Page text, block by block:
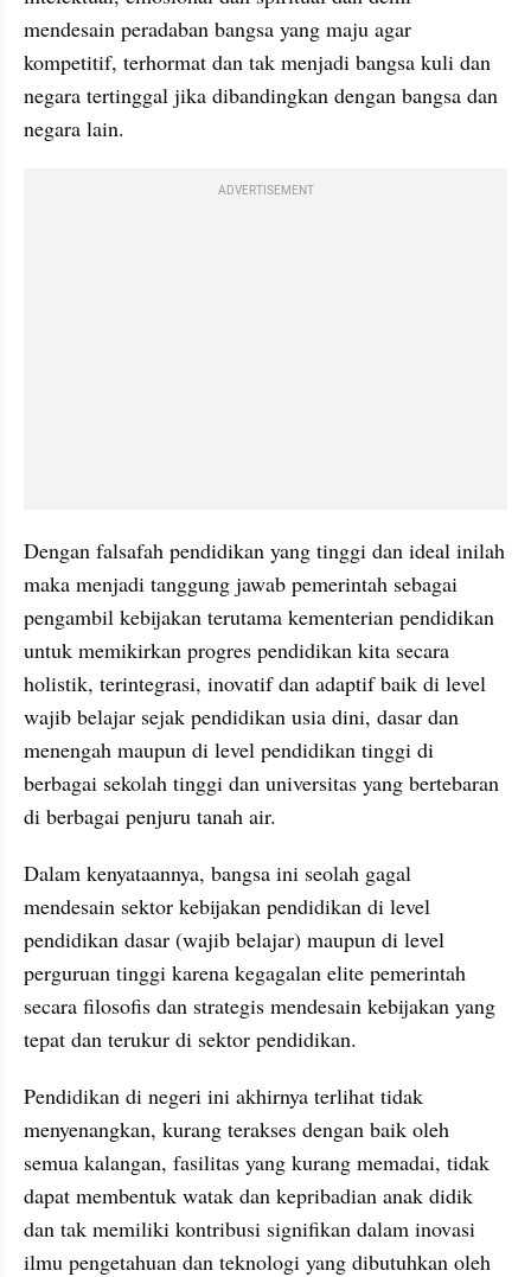
mendesain peradaban bangsa yang maju agar
kompetitif, terhormat dan tak menjadi bangsa kuli dan
negara tertinggal jika dibandingkan dengan bangsa dan
negara lain.
ADVERTISEMENT
Dengan falsafah pendidikan yang tinggi dan ideal inilah
maka menjadi tanggung jawab pemerintah sebagai
pengambil kebijakan terutama kementerian pendidikan
untuk memikirkan progres pendidikan kita secara
holistik, terintegrasi, inovatif dan adaptif baik di level
wajib belajar sejak pendidikan usia dini, dasar dan
menengah maupun di level pendidikan tinggi di
berbagai sekolah tinggi dan universitas yang bertebaran
di berbagai penjuru tanah air.
Dalam kenyataannya, bangsa ini seolah gagal
mendesain sektor kebijakan pendidikan di level
pendidikan dasar (wajib belajar) maupun di level
perguruan tinggi karena kegagalan elite pemerintah
secara filosofis dan strategis mendesain kebijakan yang
tepat dan terukur di sektor pendidikan.
Pendidikan di negeri ini akhirnya terlihat tidak
menyenangkan, kurang terakses dengan baik oleh
semua kalangan, fasilitas yang kurang memadai, tidak
dapat membentuk watak dan kepribadian anak didik
dan tak memiliki kontribusi signifikan dalam inovasi
ilmu pengetahuan dan teknologi yang dibutuhkan oleh